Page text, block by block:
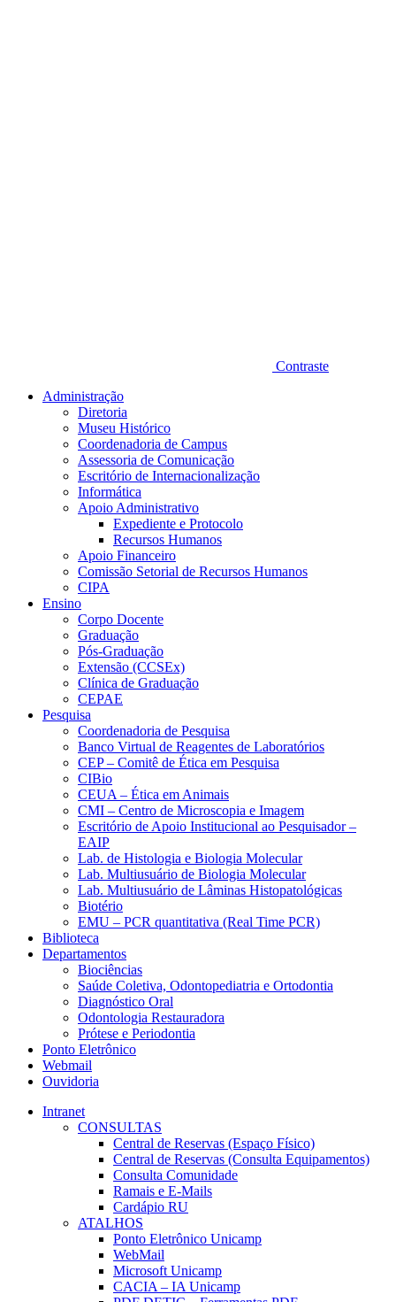
Contraste
Administração
Diretoria
Museu Histórico
Coordenadoria de Campus
Assessoria de Comunicação
Escritório de Internacionalização
Informática
Apoio Administrativo
Expediente e Protocolo
Recursos Humanos
Apoio Financeiro
Comissão Setorial de Recursos Humanos
CIPA
Ensino
Corpo Docente
Graduação
Pós-Graduação
Extensão (CCSEx)
Clínica de Graduação
CEPAE
Pesquisa
Coordenadoria de Pesquisa
Banco Virtual de Reagentes de Laboratórios
CEP – Comitê de Ética em Pesquisa
CIBio
CEUA – Ética em Animais
CMI – Centro de Microscopia e Imagem
Escritório de Apoio Institucional ao Pesquisador –
EAIP
Lab. de Histologia e Biologia Molecular
Lab. Multiusuário de Biologia Molecular
Lab. Multiusuário de Lâminas Histopatológicas
Biotério
EMU – PCR quantitativa (Real Time PCR)
Biblioteca
Departamentos
Biociências
Saúde Coletiva, Odontopediatria e Ortodontia
Diagnóstico Oral
Odontologia Restauradora
Prótese e Periodontia
Ponto Eletrônico
Webmail
Ouvidoria
Intranet
CONSULTAS
Central de Reservas (Espaço Físico)
Central de Reservas (Consulta Equipamentos)
Consulta Comunidade
Ramais e E-Mails
Cardápio RU
ATALHOS
Ponto Eletrônico Unicamp
WebMail
Microsoft Unicamp
CACIA – IA Unicamp